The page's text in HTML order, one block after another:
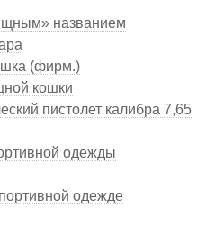
названием
(фирм.)
кошки
пистолет калибра 7,65
одежды
одежде